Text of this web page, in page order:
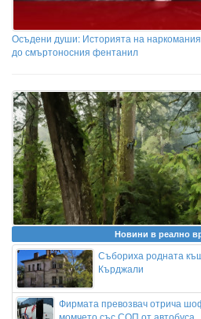
Осъдени души: Историята на
до смъртоносния фентанил
Новини в реално
Събориха родната
Кърджали
Фирмата превозвач отрича